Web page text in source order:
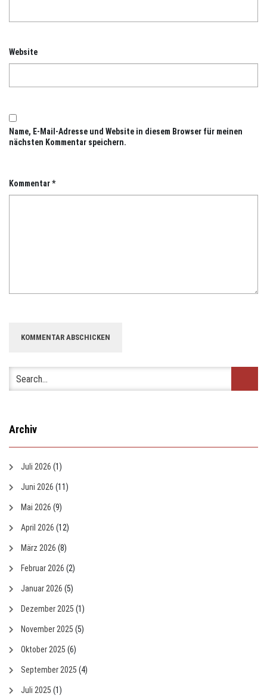
Website
Name, E-Mail-Adresse und Website in diesem Browser für meinen
nächsten Kommentar speichern.
Kommentar*
Archiv
Juli 2026 (1)
Juni 2026 (11)
Mai 2026 (9)
April 2026 (12)
März 2026 (8)
Februar 2026 (2)
Januar 2026 (5)
Dezember 2025 (1)
November 2025 (5)
Oktober 2025 (6)
September 2025 (4)
Juli 2025 (1)